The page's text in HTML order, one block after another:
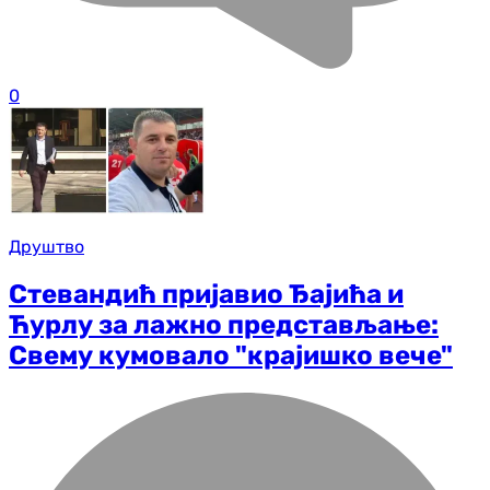
0
Друштво
Стевандић пријавио Ђајића и
Ћурлу за лажно представљање:
Свему кумовало "крајишко вече"